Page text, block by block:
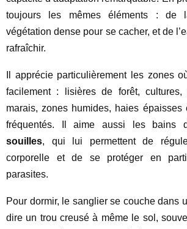
toujours les mêmes éléments : de
végétation dense pour se cacher, et de
rafraîchir.
Il apprécie particulièrement les zones
facilement : lisières de forêt, cultures,
marais, zones humides, haies épaisses
fréquentés. Il aime aussi les bains
souilles, qui lui permettent de
corporelle et de se protéger en
parasites.
Pour dormir, le sanglier se couche dans
dire un trou creusé à même le sol,